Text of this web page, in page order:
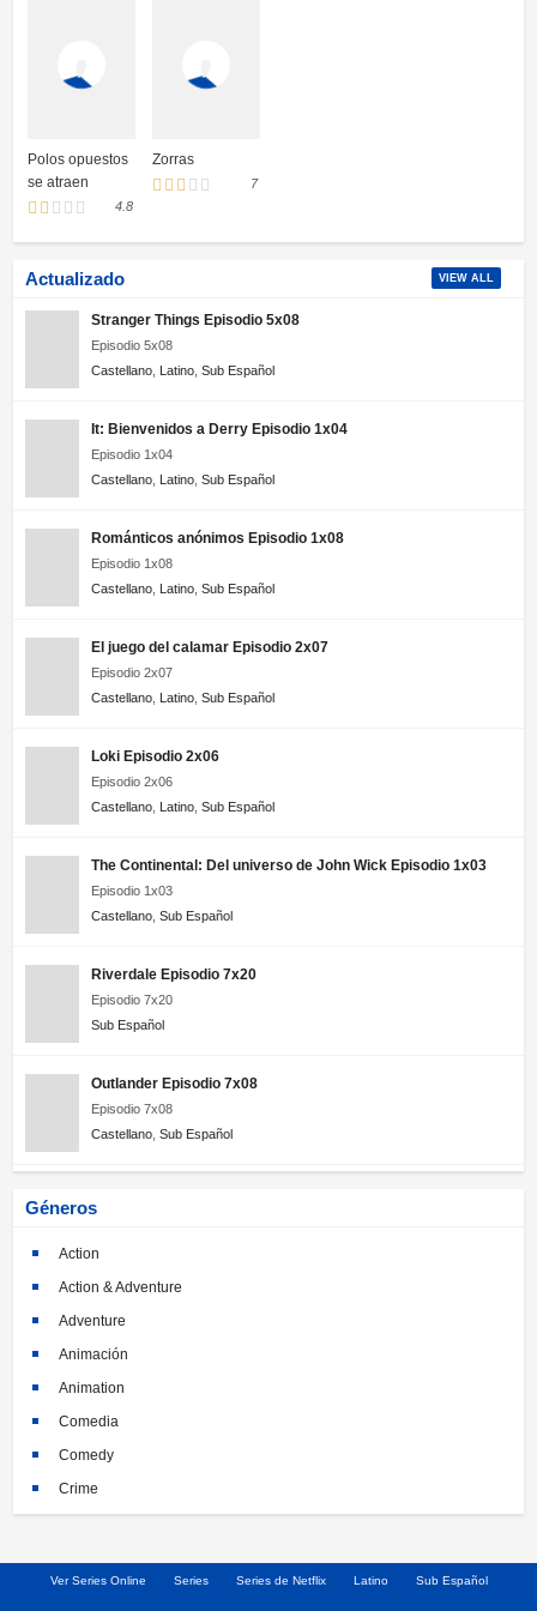
Polos opuestos
se atraen
4.8
Zorras
7
Actualizado VIEW ALL
Stranger Things Episodio 5x08
Episodio 5x08
Castellano Latino Sub Español
It: Bienvenidos a Derry Episodio 1x04
Episodio 1x04
Castellano Latino Sub Español
Románticos anónimos Episodio 1x08
Episodio 1x08
Castellano Latino Sub Español
El juego del calamar Episodio 2x07
Episodio 2x07
Castellano Latino Sub Español
Loki Episodio 2x06
Episodio 2x06
Castellano Latino Sub Español
The Continental: Del universo de John Wick Episodio 1x03
Episodio 1x03
Castellano Sub Español
Riverdale Episodio 7x20
Episodio 7x20
Sub Español
Outlander Episodio 7x08
Episodio 7x08
Castellano Sub Español
Géneros
Action
Action & Adventure
Adventure
Animación
Animation
Comedia
Comedy
Crime
Documentary
Ver Series Online Series Series de Netflix Latino Sub Español